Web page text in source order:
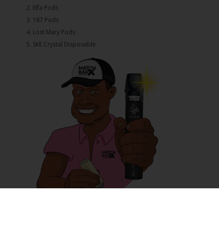
2.⁠ ⁠⁠Elfa Pods
3.⁠ ⁠⁠187 Pods
4.⁠ ⁠⁠Lost Mary Pods
5.⁠ ⁠⁠SKE Crystal Disposable